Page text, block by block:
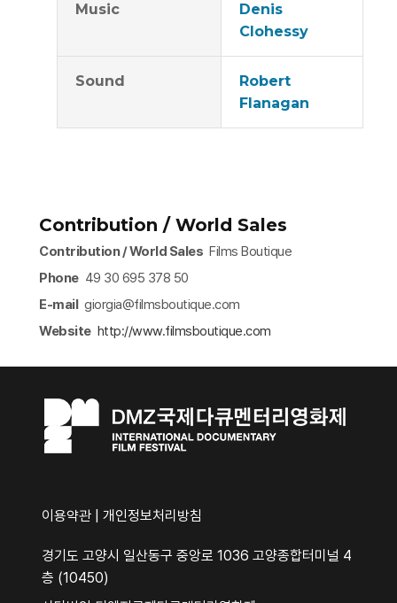
Music
Denis
Clohessy
Sound
Robert
Flanagan
Contribution / World Sales
Contribution / World Sales Films Boutique
Phone49 30 695 378 50
E-mailgiorgia@filmsboutique.com
Website http://www.filmsboutique.com​
이용약관 개인정보처리방침
경기도 고양시 일산동구 중앙로 1036 고양종합터미널 4
층 (10450)